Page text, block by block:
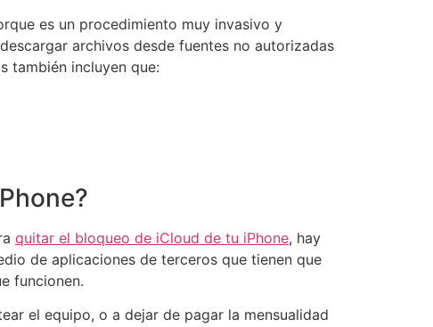
es un procedimiento muy invasivo y
archivos desde fuentes no autorizadas
también incluyen que:
quitar el bloqueo de iCloud de tu iPhone, hay
de aplicaciones de terceros que tienen que
funcionen.
el equipo, o a dejar de pagar la mensualidad